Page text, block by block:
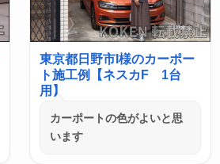
東京都日野市I様のカーポー
ト施工例【ネスカF 1台
用】
カーポートの色がよいと思
います